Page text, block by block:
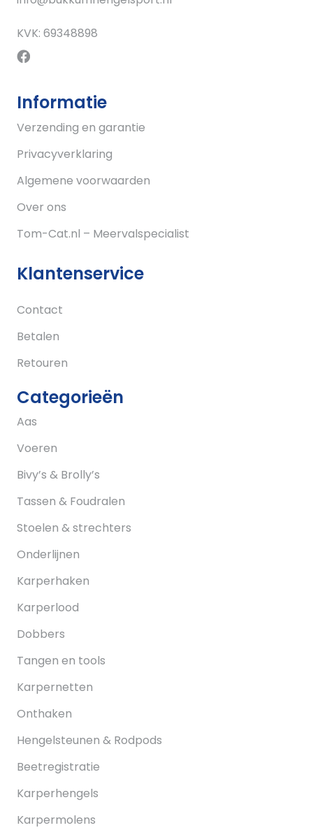
KVK: 69348898
Informatie
Verzending en garantie
Privacyverklaring
Algemene voorwaarden
Over ons
Tom-Cat.nl – Meervalspecialist
Klantenservice
Contact
Betalen
Retouren
Categorieën
Aas
Voeren
Bivy’s & Brolly’s
Tassen & Foudralen
Stoelen & strechters
Onderlijnen
Karperhaken
Karperlood
Dobbers
Tangen en tools
Karpernetten
Onthaken
Hengelsteunen & Rodpods
Beetregistratie
Karperhengels
Karpermolens